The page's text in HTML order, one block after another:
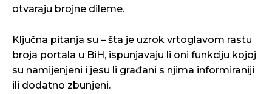
otvaraju brojne dileme.
Ključna pitanja su – šta je uzrok vrtoglavom rastu
broja portala u BiH, ispunjavaju li oni funkciju kojoj
su namijenjeni i jesu li građani s njima informiraniji
ili dodatno zbunjeni.